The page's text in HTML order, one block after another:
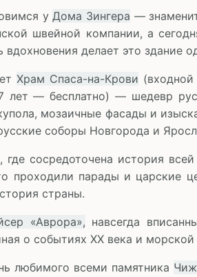
уДома Зингера —
швейной компании, а
делает это здание
Храм Спаса-на-Крови
— бесплатно) — шедевр
мозаичные фасады и
соборы Новгорода и
, где сосредоточена история
проходили парады и царские
страны.
«Аврора», навсегда
о событиях XX века и морской
любимого всеми памятника